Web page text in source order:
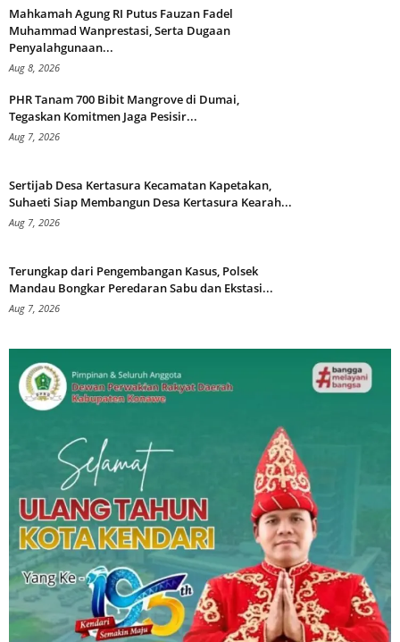
Mahkamah Agung RI Putus Fauzan Fadel
Muhammad Wanprestasi, Serta Dugaan
Penyalahgunaan...
Aug 8, 2026
PHR Tanam 700 Bibit Mangrove di Dumai,
Tegaskan Komitmen Jaga Pesisir...
Aug 7, 2026
Sertijab Desa Kertasura Kecamatan Kapetakan,
Suhaeti Siap Membangun Desa Kertasura Kearah...
Aug 7, 2026
Terungkap dari Pengembangan Kasus, Polsek
Mandau Bongkar Peredaran Sabu dan Ekstasi...
Aug 7, 2026